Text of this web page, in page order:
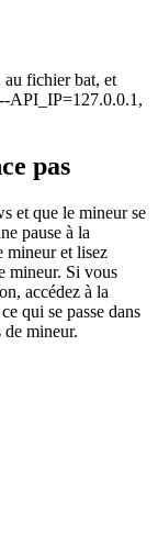
fichier bat, et
API_IP=127.0.0.1,
pas
et que le mineur se
pause à la
mineur et lisez
mineur. Si vous
accédez à la
qui se passe dans
mineur.